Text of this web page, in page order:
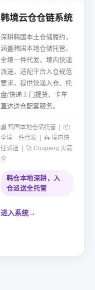
韩境云仓仓链系统
深耕韩国本土仓储履约，
涵盖韩国本地仓储托管、
全境一件代发、境内快递
派送，适配平台入仓规范
要求，提供快递入仓、托
盘/快递上门提货、卡车
直达送仓配套服务。
🏬 韩国本地仓储托管 | 📦
全境一件代发 | 🛵 境内快
递派送 | 🚀 Coupang 火箭
仓
韩仓本地深耕，入
仓派送全托管
进入系统→